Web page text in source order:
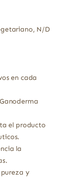
N/D
en cada
el producto
la
y